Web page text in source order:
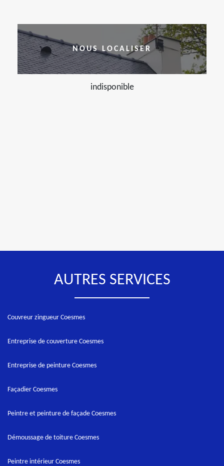
NOUS LOCALISER
indisponible
AUTRES SERVICES
Couvreur zingueur Coesmes
Entreprise de couverture Coesmes
Entreprise de peinture Coesmes
Façadier Coesmes
Peintre et peinture de façade Coesmes
Démoussage de toiture Coesmes
Peintre intérieur Coesmes